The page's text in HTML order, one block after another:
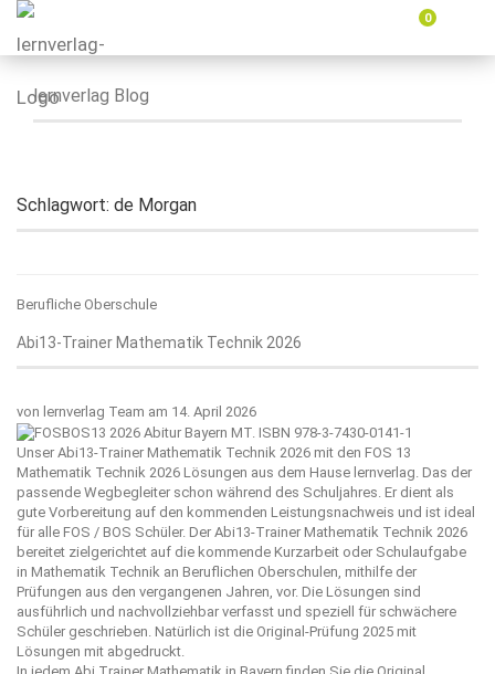
0
lernverlag Blog
Schlagwort: de Morgan
Berufliche Oberschule
Abi13-Trainer Mathematik Technik 2026
von lernverlag Team am 14. April 2026
Unser Abi13-Trainer Mathematik Technik 2026 mit den FOS 13
Mathematik Technik 2026 Lösungen aus dem Hause lernverlag . Das der
passende Wegbegleiter schon während des Schuljahres. Er dient als
gute Vorbereitung auf den kommenden Leistungsnachweis und ist ideal
für alle FOS / BOS Schüler. Der Abi13-Trainer Mathematik Technik 2026
bereitet zielgerichtet auf die kommende Kurzarbeit oder Schulaufgabe
in Mathematik Technik an Beruflichen Oberschulen, mithilfe der
Prüfungen aus den vergangenen Jahren, vor. Die Lösungen sind
ausführlich und nachvollziehbar verfasst und speziell für schwächere
Schüler geschrieben. Natürlich ist die Original-Prüfung 2025 mit
Lösungen mit abgedruckt.